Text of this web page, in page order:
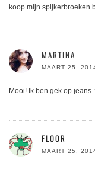
koop mijn spijkerbroeken
MARTINA
MAART 25,
Mooi! Ik ben gek op jeans
FLOOR
MAART 25,